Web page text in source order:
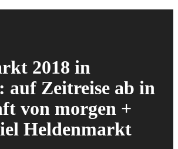
2018 in
auf Zeitreise ab in
von morgen +
Heldenmarkt